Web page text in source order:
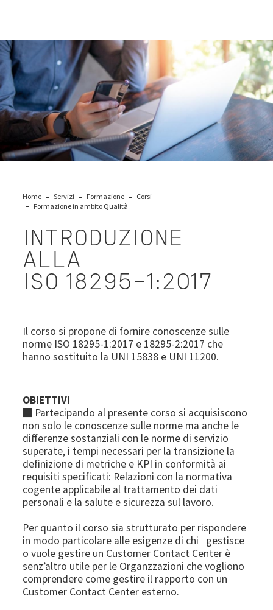
business-phone-pc
Home Servizi Formazione
Corsi
Formazione in ambito Qualità
INTRODUZIONE
ALLA
ISO 18295-1:2017
Il corso si propone di fornire conoscenze sulle
norme ISO 18295-1:2017 e 18295-2:2017 che
hanno sostituito la UNI 15838 e UNI 11200.
OBIETTIVI
■ Partecipando al presente corso si acquisiscono
non solo le conoscenze sulle norme ma anche le
differenze sostanziali con le norme di servizio
superate, i tempi necessari per la transizione la
definizione di metriche e KPI in conformità ai
requisiti specificati: Relazioni con la normativa
cogente applicabile al trattamento dei dati
personali e la salute e sicurezza sul lavoro.
Per quanto il corso sia strutturato per rispondere
in modo particolare alle esigenze di chi gestisce
o vuole gestire un Customer Contact Center è
senz’altro utile per le Organzzazioni che vogliono
comprendere come gestire il rapporto con un
Customer Contact Center esterno.